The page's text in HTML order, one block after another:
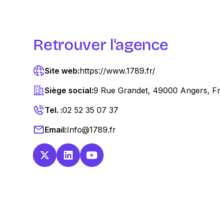
Retrouver l'agence
Site web:https://www.1789.fr/
Siège social:9 Rue Grandet, 49000 Angers,
Tel. :02 52 35 07 37
Email:Info@1789.fr